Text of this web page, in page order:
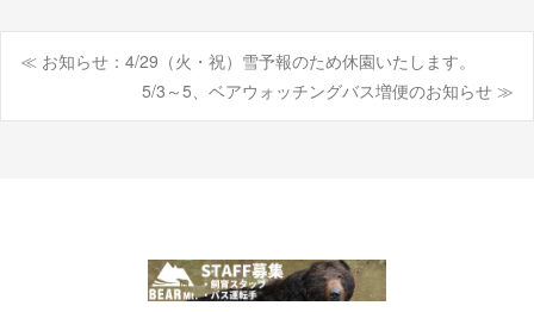
投
≪ お知らせ：4/29（火・祝）雪予報のため休園いたします。
5/3～5、ベアウォッチングバス増便のお知らせ ≫